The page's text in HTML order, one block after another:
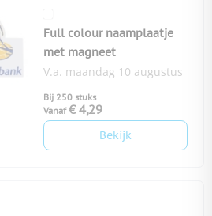
Full colour naamplaatje
met magneet
V.a. maandag 10 augustus
Bij 250 stuks
Vanaf € 4,29
Bekijk